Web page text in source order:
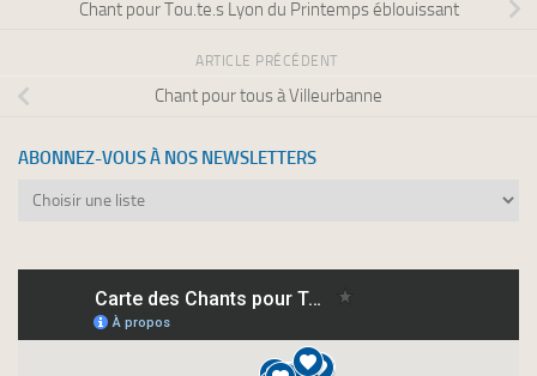
Chant pour Tou.te.s Lyon du Printemps éblouissant
ARTICLE PRÉCÉDENT
Chant pour tous à Villeurbanne
ABONNEZ-VOUS À NOS NEWSLETTERS
Abonnez-
newsletters